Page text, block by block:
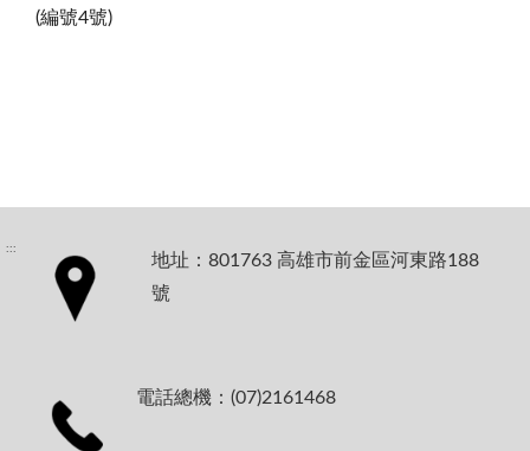
(編號4號)
:::
地址：801763 高雄市前金區河東路188
號
電話總機：(07)2161468